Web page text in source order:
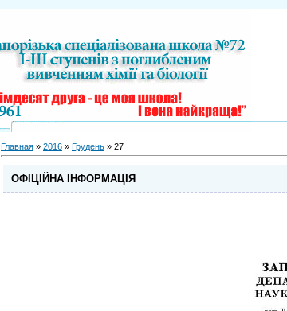
Главная » 2016 » Грудень » 27
ОФІЦІЙНА ІНФОРМАЦІЯ